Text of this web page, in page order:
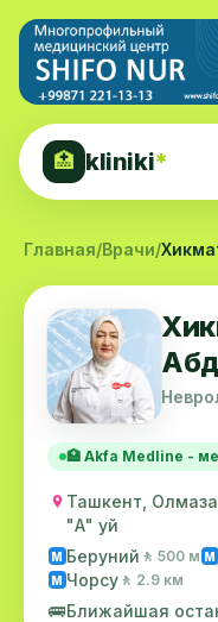
🏥 kliniki*
Главная/Врачи/
🏥 Akfa Medline -
Ташкент,
"А" уй
M Беруний 🚶 500 м M
M Чорсу 🚶 2.9 км
🚌Ближайшая